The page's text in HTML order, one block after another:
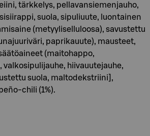
tärkkelys, pellavansiemenjauho,
suola, sipuliuute, luontainen
(metyyliselluloosa), savustettu
paprikauute), mausteet,
(maitohappo,
valkosipulijauhe, hiivauutejauhe,
suola, maltodekstriini],
chili (1%).